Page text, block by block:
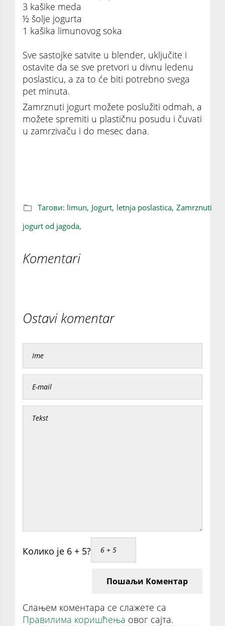
3 kašike meda
½ šolje jogurta
1 kašika limunovog soka
Sve sastojke satvite u blender, uključite i
ostavite da se sve pretvori u divnu ledenu
poslasticu, a za to će biti potrebno svega
pet minuta.
Zamrznuti jogurt možete poslužiti odmah, a
možete spremiti u plastičnu posudu i čuvati
u zamrzivaču i do mesec dana.
Тагови: limun, Jogurt, letnja poslastica, Zamrznuti
jogurt od jagoda,
Komentari
Ostavi komentar
Колико је 6 + 5?
Пошаљи Коментар
Слањем коментара се слажете са
Правилима коришћења овог сајта.